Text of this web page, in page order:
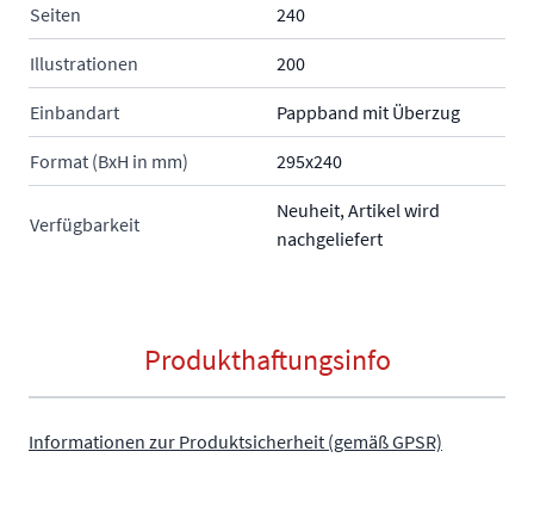
Seiten 240
Illustrationen 200
Einbandart Pappband mit Überzug
Format (BxH in mm) 295x240
Verfügbarkeit
Neuheit, Artikel wird
nachgeliefert
Produkthaftungsinfo
Informationen zur Produktsicherheit (gemäß GPSR)